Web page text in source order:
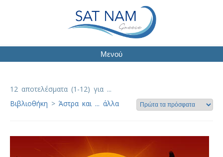
Μενού
12 αποτελέσματα (1-12) για ...
Βιβλιοθήκη > Άστρα και ... άλλα